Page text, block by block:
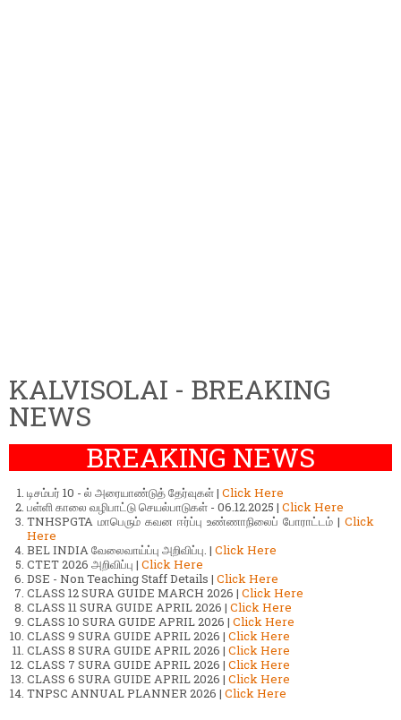
KALVISOLAI - BREAKING
NEWS
BREAKING NEWS
டிசம்பர் 10 - ல் அரையாண்டுத் தேர்வுகள் | Click Here
பள்ளி காலை வழிபாட்டு செயல்பாடுகள் - 06.12.2025 | Click Here
TNHSPGTA மாபெரும் கவன ஈர்ப்பு உண்ணாநிலைப் போராட்டம் | Click
Here
BEL INDIA வேலைவாய்ப்பு அறிவிப்பு. | Click Here
CTET 2026 அறிவிப்பு | Click Here
DSE - Non Teaching Staff Details | Click Here
CLASS 12 SURA GUIDE MARCH 2026 | Click Here
CLASS 11 SURA GUIDE APRIL 2026 | Click Here
CLASS 10 SURA GUIDE APRIL 2026 | Click Here
CLASS 9 SURA GUIDE APRIL 2026 | Click Here
CLASS 8 SURA GUIDE APRIL 2026 | Click Here
CLASS 7 SURA GUIDE APRIL 2026 | Click Here
CLASS 6 SURA GUIDE APRIL 2026 | Click Here
TNPSC ANNUAL PLANNER 2026 | Click Here